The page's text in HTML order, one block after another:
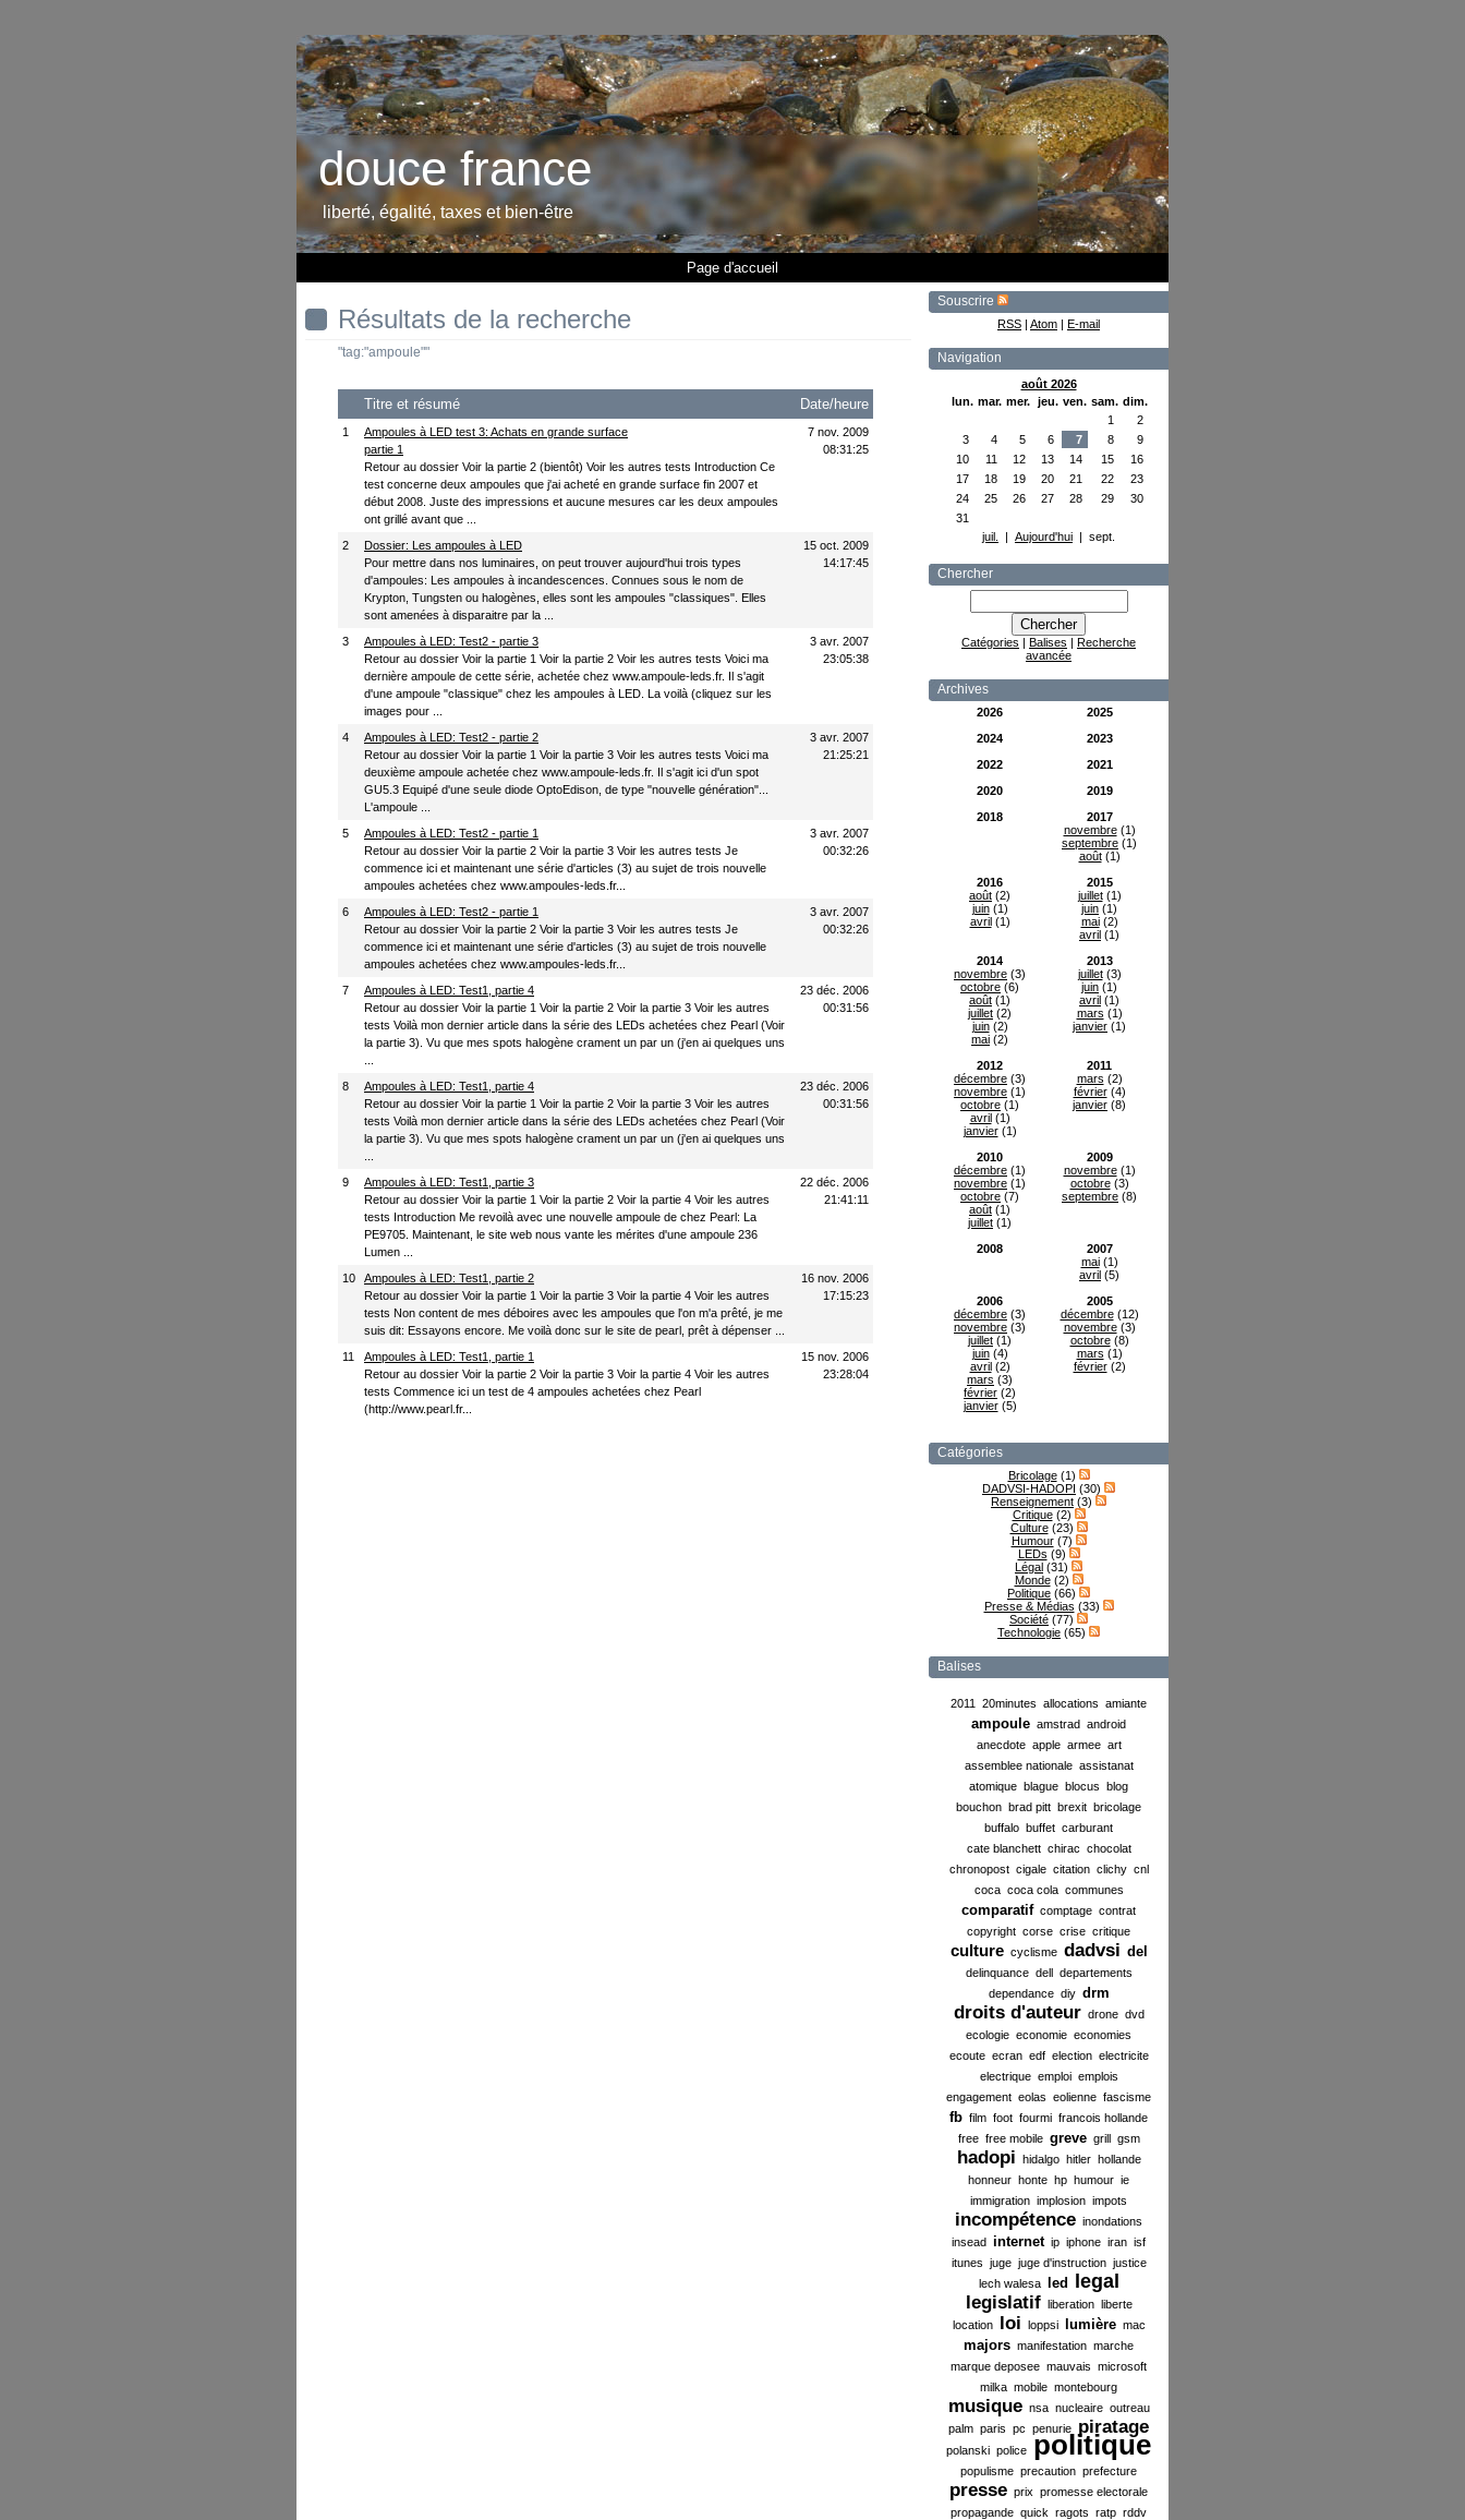
douce france
liberté, égalité, taxes et bien-être
Page d'accueil
Souscrire
RSS | Atom | E-mail
Navigation
août 2026
lun. mar. mer. jeu. ven. sam. dim.
1
2
3
4 5 6 7 8
9
10
11 12 13 14 15
16
17
18 19 20 21 22
23
24
25 26 27 28 29
30
31
juil.
| Aujourd'hui | sept.
Chercher
Catégories | Balises | Recherche
avancée
Archives
2026
2025
2024
2023
2022
2021
2020
2019
2018
2017
novembre(1)
septembre (1)
août(1)
2016
août (2)
juin(1)
avril(1)
2015
juillet(1)
juin (1)
mai(2)
avril (1)
2014
novembre (3)
octobre (6)
août (1)
juillet (2)
juin(2)
mai (2)
2013
juillet(3)
juin (1)
avril (1)
mars (1)
janvier (1)
2012
décembre (3)
novembre (1)
octobre (1)
avril(1)
janvier(1)
2011
mars (2)
février(4)
janvier (8)
2010
décembre (1)
novembre (1)
octobre (7)
août (1)
juillet (1)
2009
novembre(1)
octobre(3)
septembre (8)
2008
2007
mai(1)
avril (5)
2006
décembre (3)
novembre (3)
juillet (1)
juin(4)
avril(2)
mars (3)
février (2)
janvier(5)
2005
décembre(12)
novembre(3)
octobre(8)
mars (1)
février(2)
Catégories
Bricolage(1)
DADVSI-HADOPI (30)
Renseignement (3)
Critique(2)
Culture(23)
Humour(7)
LEDs (9)
Légal (31)
Monde(2)
Politique (66)
Presse & Médias (33)
Société (77)
Technologie (65)
Balises
2011 20minutes allocations amiante
ampoule amstrad android
anecdote apple armee art
assemblee nationale assistanat
atomique blague blocus blog
bouchon brad pitt brexit bricolage
buffalo buffet carburant
cate blanchett chirac chocolat
chronopost cigale citation clichy cnl
coca coca cola communes
comparatif comptage contrat
copyright corse crise critique
culture cyclisme dadvsi del
delinquance dell departements
dependance diy drm
droits d'auteur drone dvd
ecologie economie economies
ecoute ecran edf election electricite
electrique emploi emplois
engagement eolas eolienne fascisme
fb film foot fourmi francois hollande
free free mobile greve grill gsm
hadopi hidalgo hitler hollande
honneur honte hp humour ie
immigration implosion impots
incompétence inondations
insead internet ip iphone iran isf
itunes juge juge d'instruction justice
lech walesa
led legal
legislatif liberation liberte
location
loi loppsi lumière mac
majors manifestation marche
marque deposee mauvais microsoft
milka mobile montebourg
musique nsa nucleaire outreau
palm paris pc penurie piratage
polanski police politique
populisme precaution prefecture
presse prix promesse electorale
propagande quick ragots ratp rddv
Résultats de la recherche
"tag:"ampoule""
Titre et résumé Date/heure
1
Ampoules à LED test 3: Achats en grande surface
partie 1
Retour au dossier Voir la partie 2 (bientôt) Voir les autres tests Introduction Ce
test concerne deux ampoules que j'ai acheté en grande surface fin 2007 et
début 2008. Juste des impressions et aucune mesures car les deux ampoules
ont grillé avant que ...
7 nov. 2009
08:31:25
2
Dossier: Les ampoules à LED
Pour mettre dans nos luminaires, on peut trouver aujourd'hui trois types
d'ampoules: Les ampoules à incandescences. Connues sous le nom de
Krypton, Tungsten ou halogènes, elles sont les ampoules "classiques". Elles
sont amenées à disparaitre par la ...
15 oct. 2009
14:17:45
3
Ampoules à LED: Test2 - partie 3
Retour au dossier Voir la partie 1 Voir la partie 2 Voir les autres tests Voici ma
dernière ampoule de cette série, achetée chez www.ampoule-leds.fr. Il s'agit
d'une ampoule "classique" chez les ampoules à LED. La voilà (cliquez sur les
images pour ...
3 avr. 2007
23:05:38
4
Ampoules à LED: Test2 - partie 2
Retour au dossier Voir la partie 1 Voir la partie 3 Voir les autres tests Voici ma
deuxième ampoule achetée chez www.ampoule-leds.fr. Il s'agit ici d'un spot
GU5.3 Equipé d'une seule diode OptoEdison, de type "nouvelle génération"...
L'ampoule ...
3 avr. 2007
21:25:21
5
Ampoules à LED: Test2 - partie 1
Retour au dossier Voir la partie 2 Voir la partie 3 Voir les autres tests Je
commence ici et maintenant une série d'articles (3) au sujet de trois nouvelle
ampoules achetées chez www.ampoules-leds.fr...
3 avr. 2007
00:32:26
6
Ampoules à LED: Test2 - partie 1
Retour au dossier Voir la partie 2 Voir la partie 3 Voir les autres tests Je
commence ici et maintenant une série d'articles (3) au sujet de trois nouvelle
ampoules achetées chez www.ampoules-leds.fr...
3 avr. 2007
00:32:26
7
Ampoules à LED: Test1, partie 4
Retour au dossier Voir la partie 1 Voir la partie 2 Voir la partie 3 Voir les autres
tests Voilà mon dernier article dans la série des LEDs achetées chez Pearl (Voir
la partie 3). Vu que mes spots halogène crament un par un (j'en ai quelques uns
23 déc. 2006
00:31:56
8
Ampoules à LED: Test1, partie 4
Retour au dossier Voir la partie 1 Voir la partie 2 Voir la partie 3 Voir les autres
tests Voilà mon dernier article dans la série des LEDs achetées chez Pearl (Voir
la partie 3). Vu que mes spots halogène crament un par un (j'en ai quelques uns
23 déc. 2006
00:31:56
9
Ampoules à LED: Test1, partie 3
Retour au dossier Voir la partie 1 Voir la partie 2 Voir la partie 4 Voir les autres
tests Introduction Me revoilà avec une nouvelle ampoule de chez Pearl: La
PE9705. Maintenant, le site web nous vante les mérites d'une ampoule 236
Lumen ...
22 déc. 2006
21:41:11
10
Ampoules à LED: Test1, partie 2
Retour au dossier Voir la partie 1 Voir la partie 3 Voir la partie 4 Voir les autres
tests Non content de mes déboires avec les ampoules que l'on m'a prêté, je me
suis dit: Essayons encore. Me voilà donc sur le site de pearl, prêt à dépenser ...
16 nov. 2006
17:15:23
11
Ampoules à LED: Test1, partie 1
Retour au dossier Voir la partie 2 Voir la partie 3 Voir la partie 4 Voir les autres
tests Commence ici un test de 4 ampoules achetées chez Pearl
(http://www.pearl.fr...
15 nov. 2006
23:28:04